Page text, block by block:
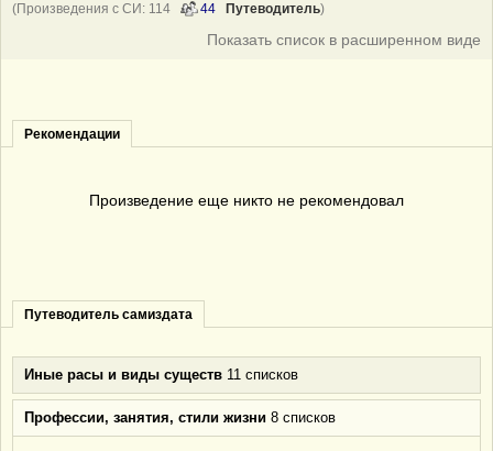
(Произведения с СИ: 114 44 Путеводитель)
Показать список в расширенном виде
Рекомендации
Произведение еще никто не рекомендовал
Путеводитель самиздата
Иные расы и виды существ 11 списков
Профессии, занятия, стили жизни 8 списков